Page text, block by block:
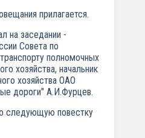
прилагается.
на заседании -
Совета по
полномочных
хозяйства, начальник
хозяйства ОАО
дороги" А.И.Фурцев.
следующую повестку